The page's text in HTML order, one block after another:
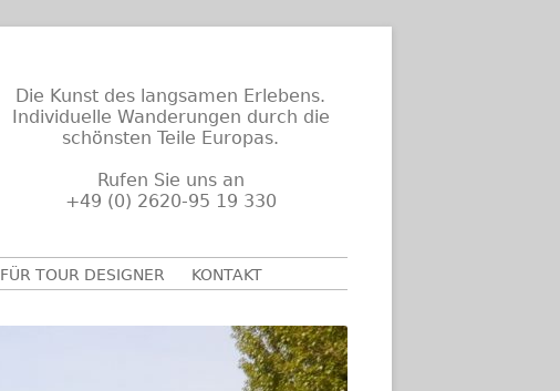
Die Kunst des langsamen Erlebens.
Individuelle Wanderungen durch die
schönsten Teile Europas.
Rufen Sie uns an
+49 (0) 2620-95 19 330
FÜR TOUR DESIGNER KONTAKT